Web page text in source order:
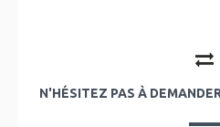
N'HÉSITEZ PAS À